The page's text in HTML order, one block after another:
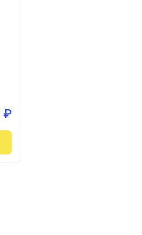
₽